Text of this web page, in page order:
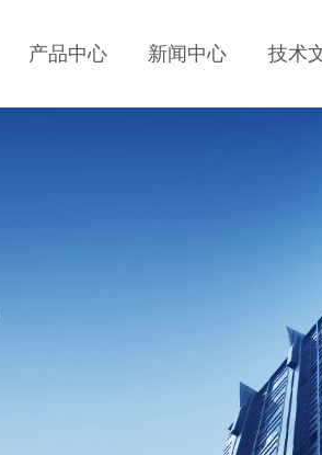
产品中心 新闻中心 技术